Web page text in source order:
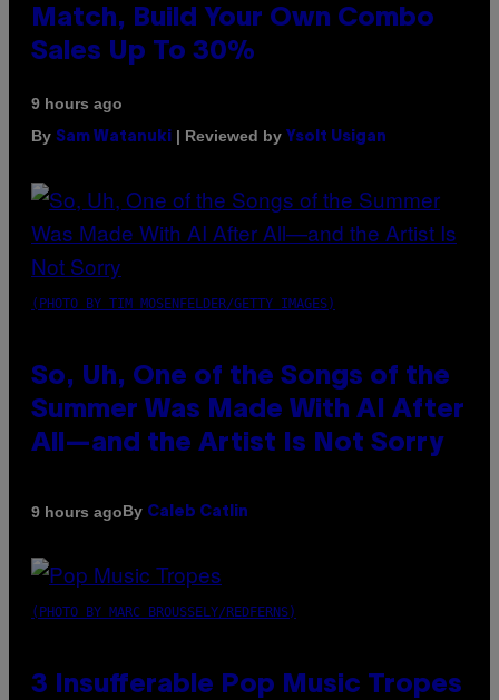
Match, Build Your Own Combo
Sales Up To 30%
9 hours ago
By Sam Watanuki | Reviewed by Ysolt Usigan
(PHOTO BY TIM MOSENFELDER/GETTY IMAGES)
So, Uh, One of the Songs of the
Summer Was Made With AI After
All—and the Artist Is Not Sorry
9 hours agoBy Caleb Catlin
(PHOTO BY MARC BROUSSELY/REDFERNS)
3 Insufferable Pop Music Tropes